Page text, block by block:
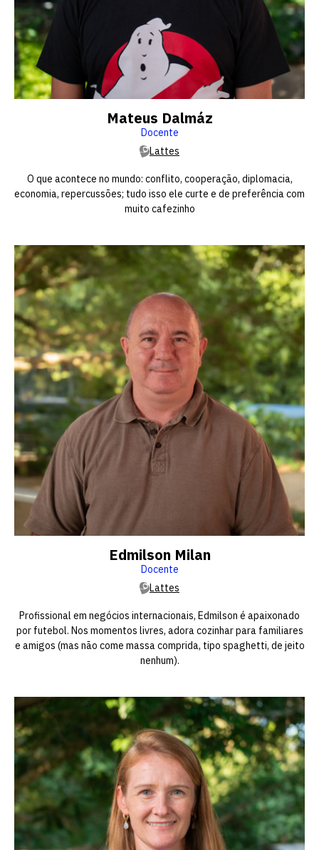
Mateus Dalmáz
Docente
Lattes
O que acontece no mundo: conflito, cooperação, diplomacia,
economia, repercussões; tudo isso ele curte e de preferência com
muito cafezinho
Edmilson Milan
Docente
Lattes
Profissional em negócios internacionais, Edmilson é apaixonado
por futebol. Nos momentos livres, adora cozinhar para familiares
e amigos (mas não come massa comprida, tipo spaghetti, de jeito
nenhum).